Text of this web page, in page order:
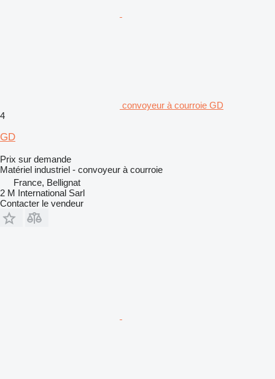
convoyeur à courroie GD
4
GD
Prix sur demande
Matériel industriel - convoyeur à courroie
France, Bellignat
2 M International Sarl
Contacter le vendeur